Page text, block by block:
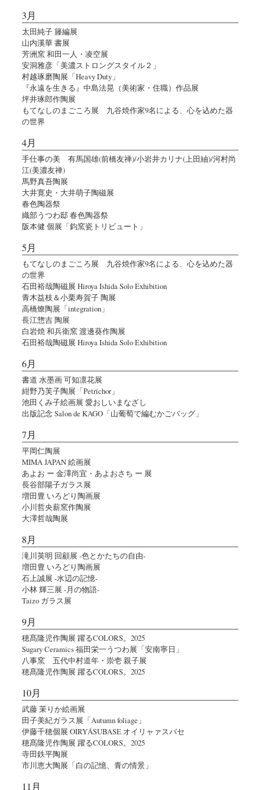
3月
太田純子 籐編展
山内溪華 書展
芳洲窯 和田一人・凌空展
安洞雅彦「美濃ストロングスタイル２」
村越琢磨陶展「Heavy Duty」
『永遠を生きる』中島法晃（美術家・住職）作品展
坪井琢郎作陶展
もてなしのまごころ展 九谷焼作家9名による、心を込めた器
の世界
4月
手仕事の美 有馬国雄(前橋友禅)/小岩井カリナ(上田紬)/河村尚
江(美濃友禅)
馬野真吾陶展
大井寛史・大井萌子陶磁展
春色陶器祭
織部うつわ邸 春色陶器祭
阪本健 個展「鈞窯瓷トリビュート」
5月
もてなしのまごころ展 九谷焼作家9名による、心を込めた器
の世界
石田裕哉陶磁展 Hiroya Ishida Solo Exhibition
青木益枝＆小栗寿賀子 陶展
高橋燎陶展「integration」
長江惣吉 陶展
白岩焼 和兵衛窯 渡邊葵作陶展
石田裕哉陶磁展 Hiroya Ishida Solo Exhibition
6月
書道 水墨画 可知凛花展
紺野乃芙子陶展「Petrichor」
池田くみ子絵画展 愛おしいまなざし
出版記念 Salon de KAGO「山葡萄で編むかごバッグ」
7月
平岡仁陶展
MIMA JAPAN 絵画展
あよお ー 金澤尚宜・あよおさち ー 展
長谷部陽子ガラス展
増田豊 いろどり陶画展
小川哲央薪窯作陶展
大澤哲哉陶展
8月
滝川英明 回顧展 -色とかたちの自由-
増田豊 いろどり陶画展
石上誠展 -水辺の記憶-
小林 輝三展 -月の物語-
Taizo ガラス展
9月
穂髙隆児作陶展 躍るCOLORS。2025
Sugary Ceramics 福田栄一うつわ展「安南寧日」
八事窯 五代中村道年・崇壱 親子展
穂髙隆児作陶展 躍るCOLORS。2025
10月
武藤 茉りか絵画展
田子美紀ガラス展「Autumn foliage」
伊藤千穂個展 OIRYÁSUBASE オイリャァスバセ
穂髙隆児作陶展 躍るCOLORS。2025
寺田鉄平陶展
市川恵大陶展「白の記憶、青の情景」
11月